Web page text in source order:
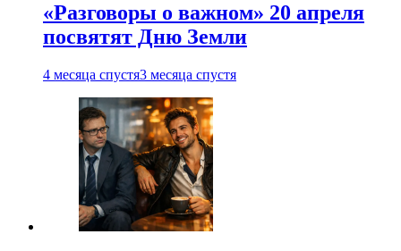
«Разговоры о важном» 20 апреля
посвятят Дню Земли
4 месяца спустя3 месяца спустя